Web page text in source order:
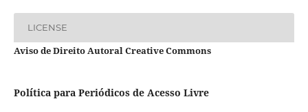
LICENSE
Aviso de Direito Autoral Creative Commons
Política para Periódicos de Acesso Livre